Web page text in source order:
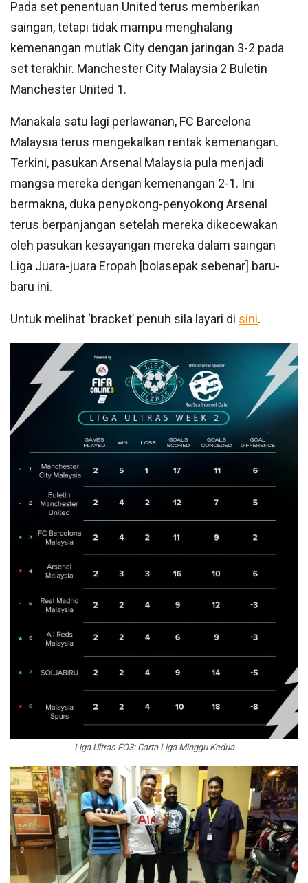
Pada set penentuan United terus memberikan
saingan, tetapi tidak mampu menghalang
kemenangan mutlak City dengan jaringan 3-2 pada
set terakhir. Manchester City Malaysia 2 Buletin
Manchester United 1.
Manakala satu lagi perlawanan, FC Barcelona
Malaysia terus mengekalkan rentak kemenangan.
Terkini, pasukan Arsenal Malaysia pula menjadi
mangsa mereka dengan kemenangan 2-1. Ini
bermakna, duka penyokong-penyokong Arsenal
terus berpanjangan setelah mereka dikecewakan
oleh pasukan kesayangan mereka dalam saingan
Liga Juara-juara Eropah [bolasepak sebenar] baru-
baru ini.
Untuk melihat ‘bracket’ penuh sila layari di sini.
Liga Ultras FO3: Carta Liga Minggu Kedua